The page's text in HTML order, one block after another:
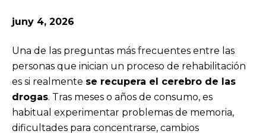
juny 4, 2026
Una de las preguntas más frecuentes entre las
personas que inician un proceso de rehabilitación
es si realmente se recupera el cerebro de las
drogas. Tras meses o años de consumo, es
habitual experimentar problemas de memoria,
dificultades para concentrarse, cambios